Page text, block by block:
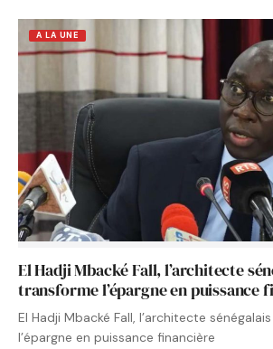
A LA UNE
El Hadji Mbacké Fall, l’architecte
transforme l’épargne en puissance
El Hadji Mbacké Fall, l’architecte
l’épargne en puissance financière